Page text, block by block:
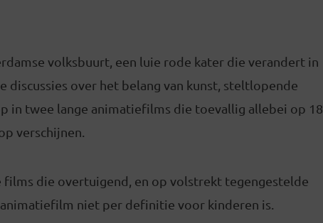
volksbuurt, een luie rode kater die verandert in
discussies over het belang van kunst, steltlopende
in twee lange animatiefilms die toevallig allebei op 18
verschijnen.
films die overtuigend, en op volstrekt tegengestelde
niet per definitie voor kinderen is.